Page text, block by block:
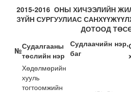
2015-2016 ОНЫ ХИЧЭЭЛИЙН
ЗҮЙН СУРГУУЛИАС
ДОТООД ТӨС
№Судалгааны
төслийн нэр
Судлаачийн нэр,
баг
Хөдөлмөрийн
хууль
тогтоомжийн